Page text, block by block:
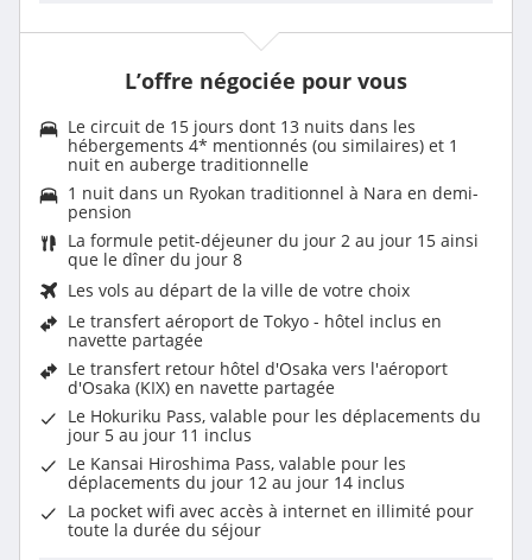
L’offre négociée pour vous
Le circuit de 15 jours dont 13 nuits dans les
hébergements 4* mentionnés (ou similaires) et 1
nuit en auberge traditionnelle
1 nuit dans un Ryokan traditionnel à Nara en demi-
pension
La formule petit-déjeuner du jour 2 au jour 15 ainsi
que le dîner du jour 8
Les vols au départ de la ville de votre choix
Le transfert aéroport de Tokyo - hôtel inclus en
navette partagée
Le transfert retour hôtel d'Osaka vers l'aéroport
d'Osaka (KIX) en navette partagée
Le Hokuriku Pass, valable pour les déplacements du
jour 5 au jour 11 inclus
Le Kansai Hiroshima Pass, valable pour les
déplacements du jour 12 au jour 14 inclus
La pocket wifi avec accès à internet en illimité pour
toute la durée du séjour